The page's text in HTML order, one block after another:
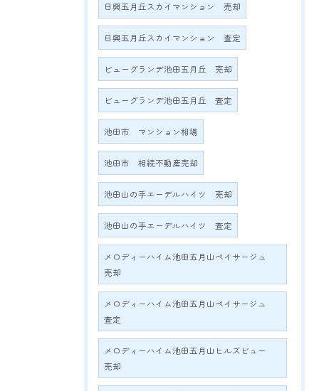
日興五月丘スカイマンション 売却
日興五月丘スカイマンション 査定
ビューグランデ池田五月丘 売却
ビューグランデ池田五月丘 査定
池田市 マンション相場
池田市 相続不動産売却
池田山の手エーデルハイツ 売却
池田山の手エーデルハイツ 査定
メロディーハイム池田五月山ペイサージュ
売却
メロディーハイム池田五月山ペイサージュ
査定
メロディーハイム池田五月山ヒルズビュー
売却